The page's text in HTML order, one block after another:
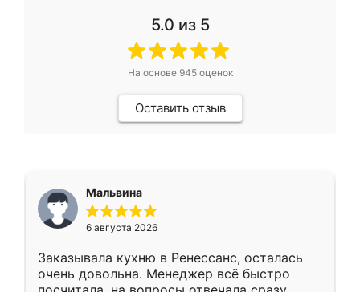
5.0 из 5
На основе 945оценок
Оставить отзыв
Мальвина
6 августа 2026
Заказывала кухню в Ренессанс, осталась
очень довольна. Менеджер всё быстро